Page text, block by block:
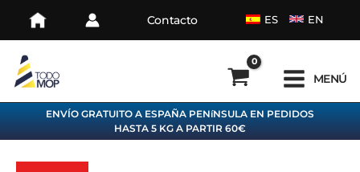
Contacto ES EN
MENÚ
ENVÍO GRATUITO A ESPAÑA PENíNSULA EN PEDIDOS
HASTA 5 KG A PARTIR 60€